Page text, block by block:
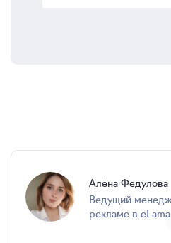
Алёна Федулова
ведущий менеджер по маркетингу и
рекламе в eLama